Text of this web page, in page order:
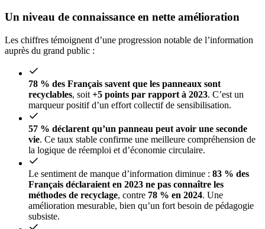
Un niveau de connaissance en nette amélioration
Les chiffres témoignent d’une progression notable de l’information
auprès du grand public :
78 % des Français savent que les panneaux sont
recyclables, soit +5 points par rapport à 2023. C’est un
marqueur positif d’un effort collectif de sensibilisation.
57 % déclarent qu’un panneau peut avoir une seconde
vie. Ce taux stable confirme une meilleure compréhension de
la logique de réemploi et d’économie circulaire.
Le sentiment de manque d’information diminue : 83 % des
Français déclaraient en 2023 ne pas connaître les
méthodes de recyclage, contre 78 % en 2024. Une
amélioration mesurable, bien qu’un fort besoin de pédagogie
subsiste.